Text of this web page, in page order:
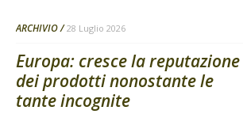
ARCHIVIO 28 Luglio 2026
Europa: cresce la reputazione
dei prodotti nonostante le
tante incognite